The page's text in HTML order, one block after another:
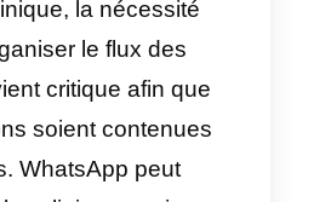
WhatsApp, jouent un
en plus important.